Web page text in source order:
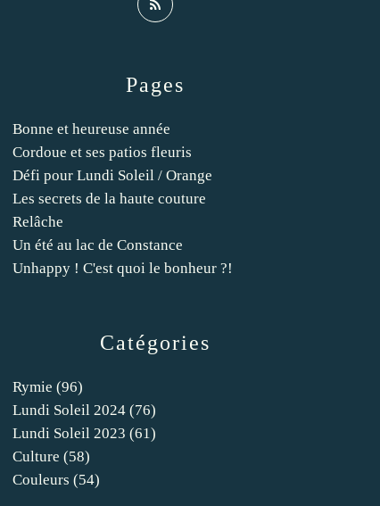
Catégories
Rymie (96)
Lundi Soleil 2024 (76)
Lundi Soleil 2023 (61)
Culture (58)
Couleurs (54)
Pages
Bonne et heureuse année
Cordoue et ses patios fleuris
Défi pour Lundi Soleil / Orange
Les secrets de la haute couture
Relâche
Un été au lac de Constance
Unhappy ! C'est quoi le bonheur ?!